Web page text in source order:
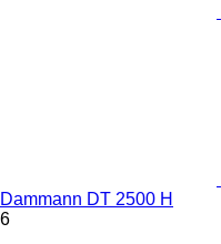
Dammann DT 2500 H
6